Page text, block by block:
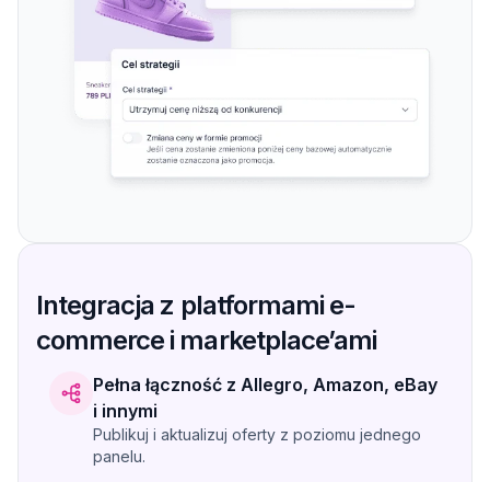
Integracja z platformami e-
commerce i marketplace’ami
Pełna łączność z Allegro, Amazon, eBay
i innymi
Publikuj i aktualizuj oferty z poziomu jednego
panelu.